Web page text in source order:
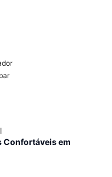
Confortáveis em